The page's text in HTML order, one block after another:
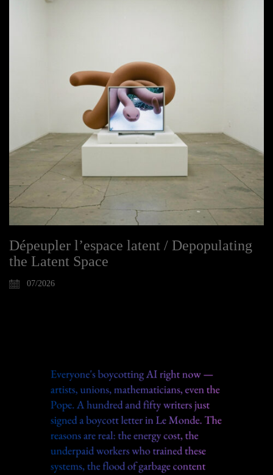
Dépeupler l’espace latent / Depopulating
the Latent Space
07/2026